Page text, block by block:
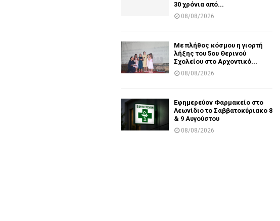
30 χρόνια από...
08/08/2026
Με πλήθος κόσμου η γιορτή
λήξης του 5ου Θερινού
Σχολείου στο Αρχοντικό...
08/08/2026
Εφημερεύον Φαρμακείο στο
Λεωνίδιο το Σαββατοκύριακο 8
& 9 Αυγούστου
08/08/2026